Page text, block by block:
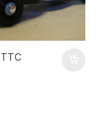
TTC